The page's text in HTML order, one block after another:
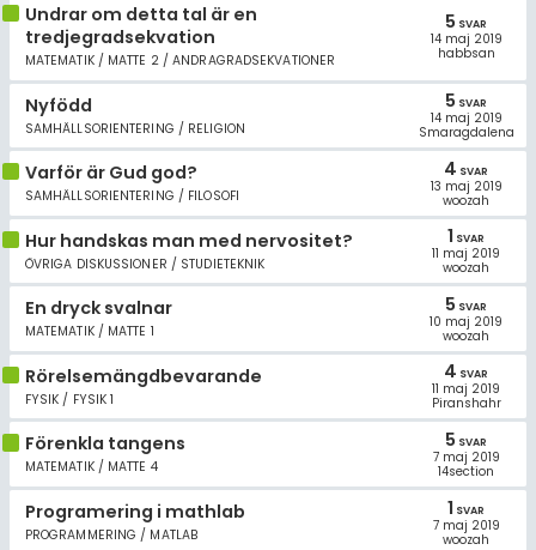
Undrar om detta tal är en
tredjegradsekvation
MATEMATIK / MATTE 2 / ANDRAGRADSEKVATIONER
5 SVAR
14 maj 2019
habbsan
Nyfödd
SAMHÄLLSORIENTERING / RELIGION
5 SVAR
14 maj 2019
Smaragdalena
Varför är Gud god?
SAMHÄLLSORIENTERING / FILOSOFI
4 SVAR
13 maj 2019
woozah
Hur handskas man med nervositet?
ÖVRIGA DISKUSSIONER / STUDIETEKNIK
1 SVAR
11 maj 2019
woozah
En dryck svalnar
MATEMATIK / MATTE 1
5 SVAR
10 maj 2019
woozah
Rörelsemängdbevarande
FYSIK / FYSIK 1
4 SVAR
11 maj 2019
Piranshahr
Förenkla tangens
MATEMATIK / MATTE 4
5 SVAR
7 maj 2019
14section
Programering i mathlab
PROGRAMMERING / MATLAB
1 SVAR
7 maj 2019
woozah